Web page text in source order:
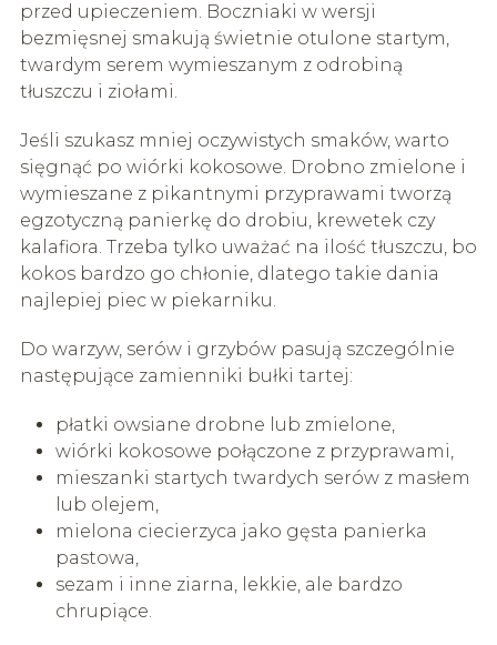
przed upieczeniem. Boczniaki w wersji
bezmięsnej smakują świetnie otulone startym,
twardym serem wymieszanym z odrobiną
tłuszczu i ziołami.
Jeśli szukasz mniej oczywistych smaków, warto
sięgnąć po wiórki kokosowe. Drobno zmielone i
wymieszane z pikantnymi przyprawami tworzą
egzotyczną panierkę do drobiu, krewetek czy
kalafiora. Trzeba tylko uważać na ilość tłuszczu, bo
kokos bardzo go chłonie, dlatego takie dania
najlepiej piec w piekarniku.
Do warzyw, serów i grzybów pasują szczególnie
następujące zamienniki bułki tartej:
płatki owsiane drobne lub zmielone,
wiórki kokosowe połączone z przyprawami,
mieszanki startych twardych serów z masłem
lub olejem,
mielona ciecierzyca jako gęsta panierka
pastowa,
sezam i inne ziarna, lekkie, ale bardzo
chrupiące.